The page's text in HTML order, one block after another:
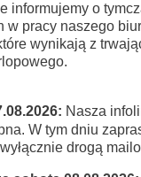
informujemy o
w pracy naszego
wynikają z
Nasza
W tym dniu
drogą